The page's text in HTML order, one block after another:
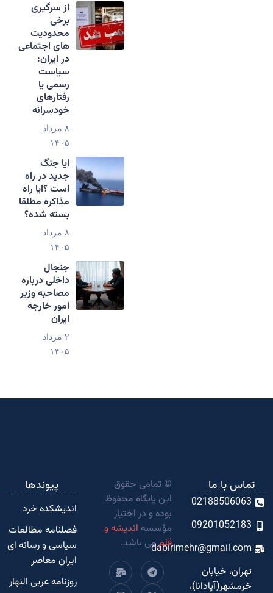
از سرگیری
برخی
محدودیت
های اجتماعی
در ایران:
سیاست
رسمی یا
رفتارهای
خودسرانه
۸ مرداد
۱۴۰۵
ایا جنگ
جدید در راه
است ؟ایا راه
مذاکره مطلقا
بسته شده؟
۸ مرداد
۱۴۰۵
جنجال
داخلی درباره
مصاحبه وزیر
امور خارجه
ایران
۲ مرداد
۱۴۰۵
تماس با ما
02188506063
09201052183
dabirimehr@gmail.com
تهران، خیابان
خرمشهر(آپادانا)،
© تمامی حقوق
این پایگاه محفوظ
بوده و در اختیار
مؤسسه اندیشه و
قلممی باشد.
پیوندها
اندیشکده‌ خرد
فصلنامه مطالعات
سیاسی و رسانه ای
ایران معاصر
روزنامه عربی النهار